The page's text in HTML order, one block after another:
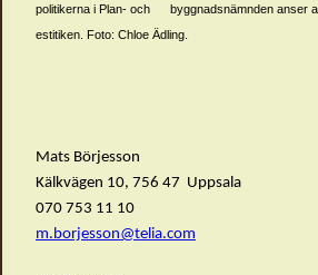
politikerna i Plan- och byggnadsnämnden anser
estitiken. Foto: Chloe Ädling.
Mats Börjesson
Kälkvägen 10, 756 47
070 753 11 10
m.borjesson@telia.com